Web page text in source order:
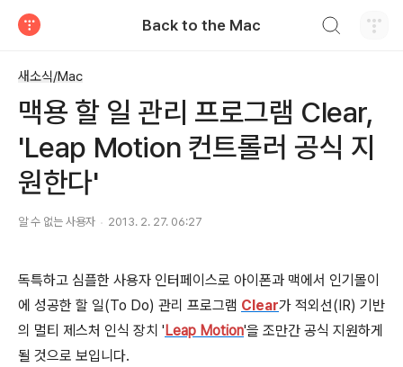
Back to the Mac
새소식/Mac
맥용 할 일 관리 프로그램 Clear,
'Leap Motion 컨트롤러 공식 지
원한다'
알 수 없는 사용자 2013. 2. 27. 06:27
독특하고 심플한 사용자 인터페이스로 아이폰과 맥에서 인기몰이
에 성공한 할 일(To Do) 관리 프로그램 Clear가 적외선(IR) 기반
의 멀티 제스처 인식 장치 'Leap Motion'을 조만간 공식 지원하게
될 것으로 보입니다.